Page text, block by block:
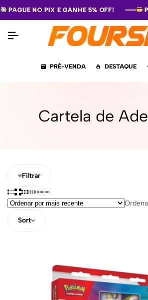
PAGUE NO PIX E GANHE 5% OFF!
PAGUE NO PIX E GANHE 5% OFF!
PAGUE NO PIX E GANHE 5% OFF!
PRÉ-VENDA DESTAQUE
Cartela de
Filtrar
Sort